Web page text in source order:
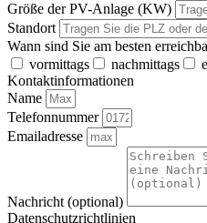
Größe der PV-Anlage (KW)
Standort
Wann sind Sie am besten
vormittags
nachmittags
Kontaktinformationen
Name
Telefonnummer
Emailadresse
Nachricht (optional)
Datenschutzrichtlinien